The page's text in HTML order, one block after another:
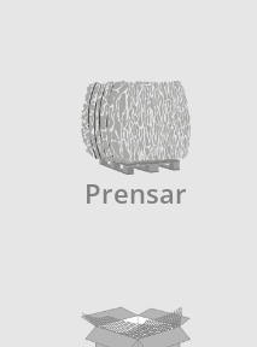
Prensar